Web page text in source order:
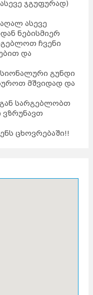
ჯგუფურად)
ასევე
ნებისმიერ
ჩვენი
და
გუნდი
მშვიდად და
სარგებლობთ
ვზრუნავთ
ცხოვრებაში!!